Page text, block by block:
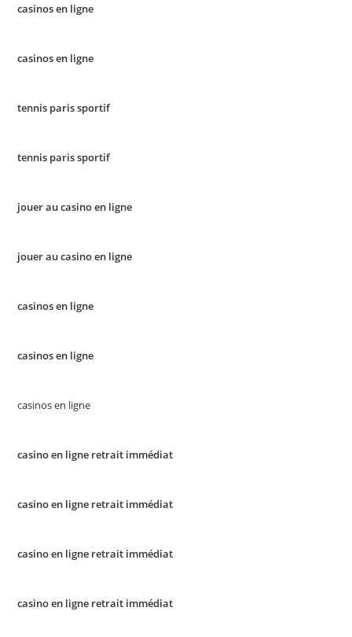
casinos en ligne
casinos en ligne
tennis paris sportif
tennis paris sportif
jouer au casino en ligne
jouer au casino en ligne
casinos en ligne
casinos en ligne
casinos en ligne
casino en ligne retrait immédiat
casino en ligne retrait immédiat
casino en ligne retrait immédiat
casino en ligne retrait immédiat